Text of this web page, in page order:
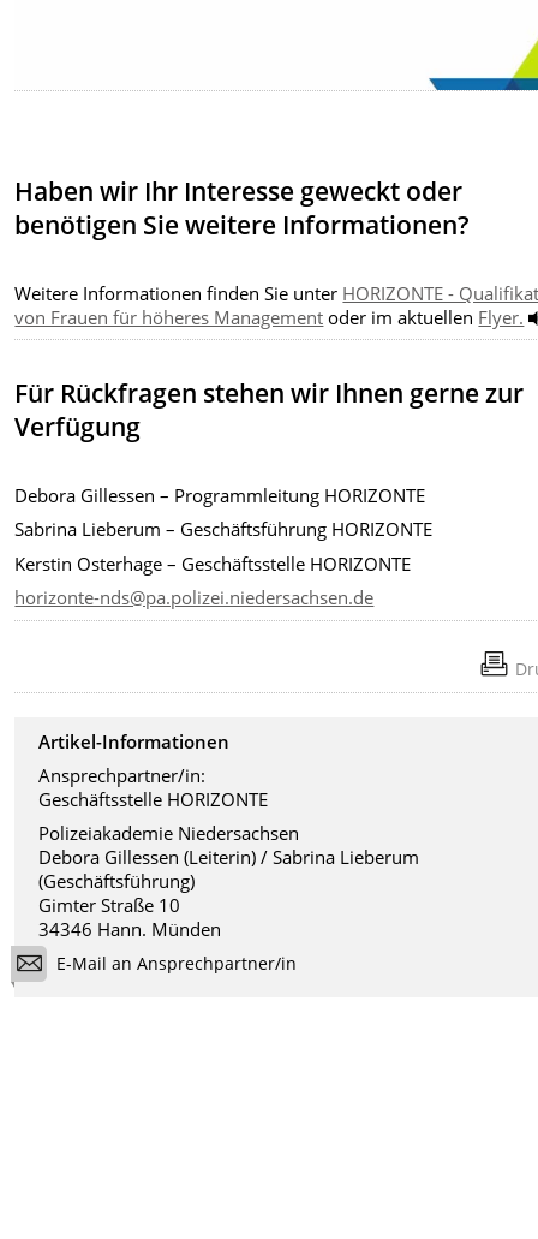
Haben wir Ihr Interesse geweckt oder
benötigen Sie weitere Informationen?
Weitere Informationen finden Sie unter HORIZONTE -
von Frauen für höheres Management oder im aktuellen Flyer.
Für Rückfragen stehen wir Ihnen gerne zur
Verfügung
Debora Gillessen – Programmleitung HORIZONTE
Sabrina Lieberum – Geschäftsführung HORIZONTE
Kerstin Osterhage – Geschäftsstelle HORIZONTE
horizonte-nds@pa.polizei.niedersachsen.de
Artikel-Informationen
Ansprechpartner/in:
Geschäftsstelle HORIZONTE
Polizeiakademie Niedersachsen
Debora Gillessen (Leiterin) / Sabrina Lieberum
(Geschäftsführung)
Gimter Straße 10
34346 Hann. Münden
E-Mail an Ansprechpartner/in